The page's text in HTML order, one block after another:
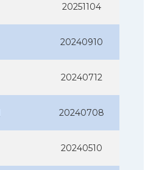
20251104
20240910
20240712
20240708
20240510